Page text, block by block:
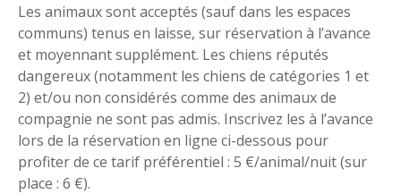
Les animaux sont acceptés (sauf dans les espaces
communs) tenus en laisse, sur réservation à l’avance
et moyennant supplément. Les chiens réputés
dangereux (notamment les chiens de catégories 1 et
2) et/ou non considérés comme des animaux de
compagnie ne sont pas admis. Inscrivez les à l’avance
lors de la réservation en ligne ci-dessous pour
profiter de ce tarif préférentiel : 5 €/animal/nuit (sur
place : 6 €).